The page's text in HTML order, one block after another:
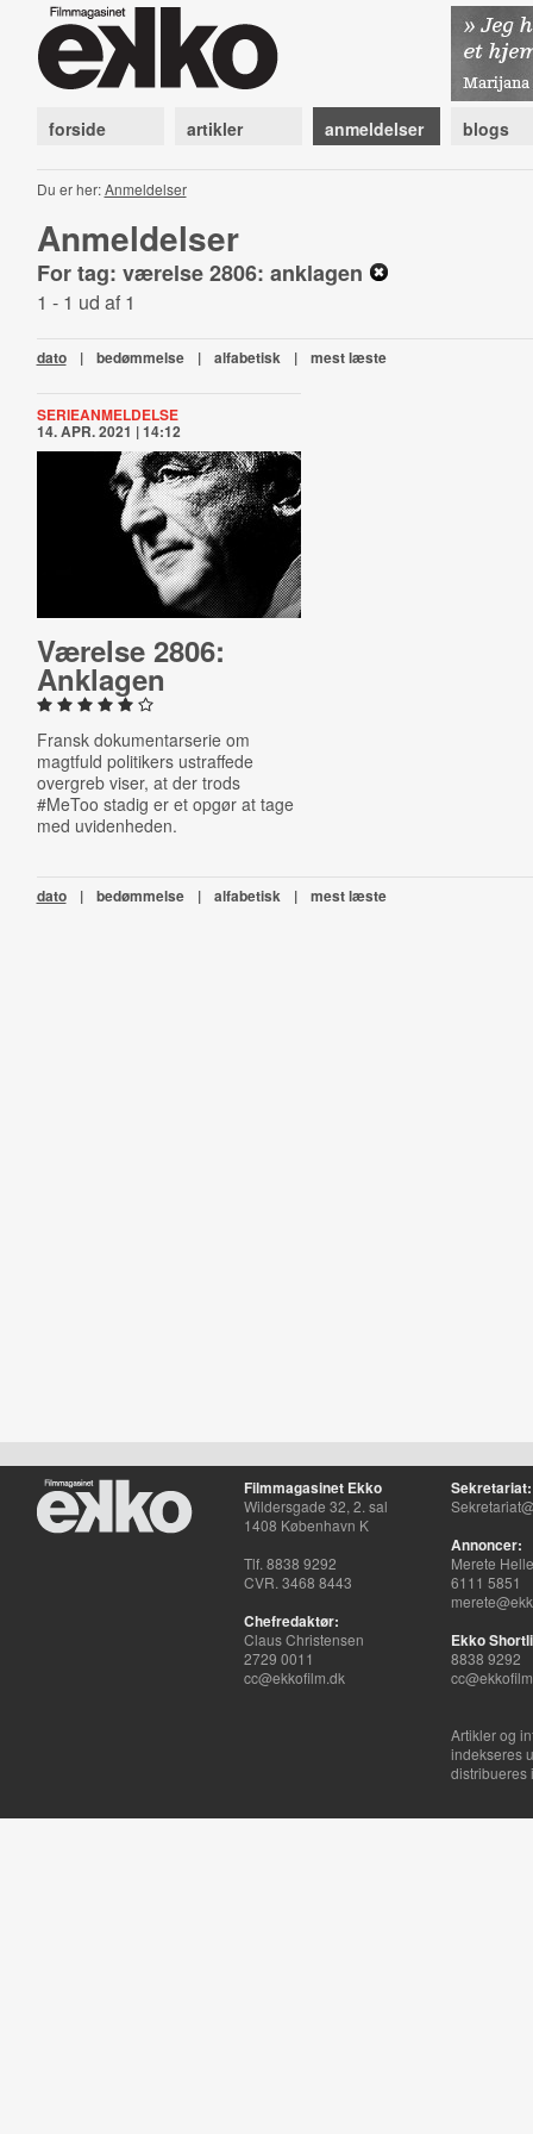
forside artikler anmeldelser blogs
Du er her:Anmeldelser
Anmeldelser
For tag: værelse 2806: anklagen
1 - 1 ud af 1
dato | bedømmelse | alfabetisk | mest læste
SERIEANMELDELSE
14. APR. 2021 | 14:12
Værelse 2806:
Anklagen
Fransk dokumentarserie om
magtfuld politikers ustraffede
overgreb viser, at der trods
#MeToo stadig er et opgør at tage
med uvidenheden.
dato | bedømmelse | alfabetisk | mest læste
Filmmagasinet Ekko
Wildersgade 32, 2. sal
1408 København K
Tlf. 8838 9292
CVR. 3468 8443
Chefredaktør:
Claus Christensen
2729 0011
cc@ekkofilm.dk
Sekretariat:
Annoncer:
Merete
6111 5851
Ekko
8838 9292
Artikler og
indekseres
distribueres